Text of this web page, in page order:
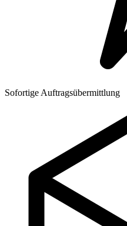
Sofortige Auftragsübermittlung